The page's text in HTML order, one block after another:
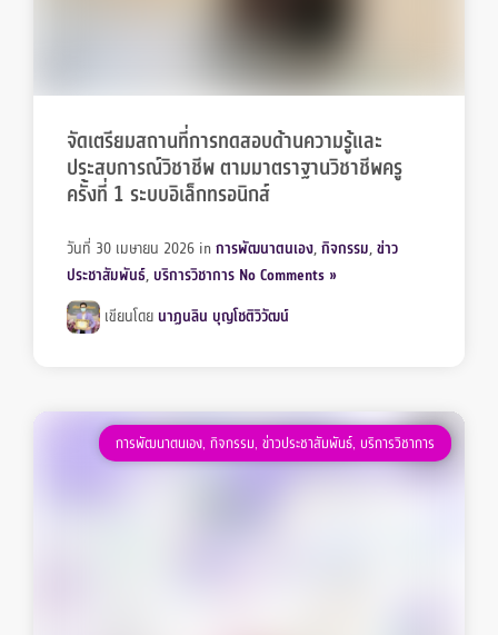
จัดเตรียมสถานที่การทดสอบด้านความรู้และ
ประสบการณ์วิชาชีพ ตามมาตราฐานวิชาชีพครู
ครั้งที่ 1 ระบบอิเล็กทรอนิกส์
วันที่ 30 เมษายน 2026 inการพัฒนาตนเอง,กิจกรรม,ข่าว
ประชาสัมพันธ์, บริการวิชาการ No Comments »
เขียนโดย นาฏนลิน บุญโชติวิวัฒน์
การพัฒนาตนเอง, กิจกรรม, ข่าวประชาสัมพันธ์, บริการวิชาการ